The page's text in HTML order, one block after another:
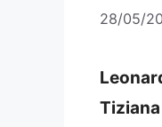
28/05/